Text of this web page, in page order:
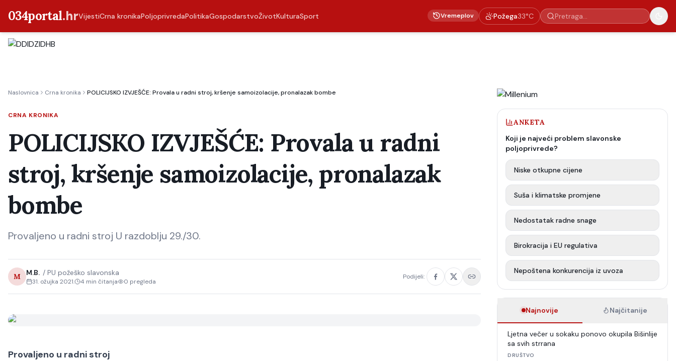
034portal.hrVijestiCrna kronikaPoljoprivredaPolitikaGospodarstvoŽivotKulturaSport Vremeplov Požega33°C
Naslovnica Crna kronika POLICIJSKO IZVJEŠĆE: Provala u radni stroj, kršenje samoizolacije, pronalazak bombe
CRNA KRONIKA
POLICIJSKO IZVJEŠĆE: Provala u radni
stroj, kršenje samoizolacije, pronalazak
bombe
Provaljeno u radni stroj U razdoblju 29./30.
M M.B. / PU požeško slavonska
31. ožujka 2021. 4 min čitanja 0 pregleda
Podijeli:
Provaljeno u radni stroj
ANKETA
Koji je najveći problem slavonske
poljoprivrede?
Niske otkupne cijene
Suša i klimatske promjene
Nedostatak radne snage
Birokracija i EU regulativa
Nepoštena konkurencija iz uvoza
Najnovije Najčitanije
Ljetna večer u sokaku ponovo okupila Bišinlije
sa svih strrana
DRUŠTVO